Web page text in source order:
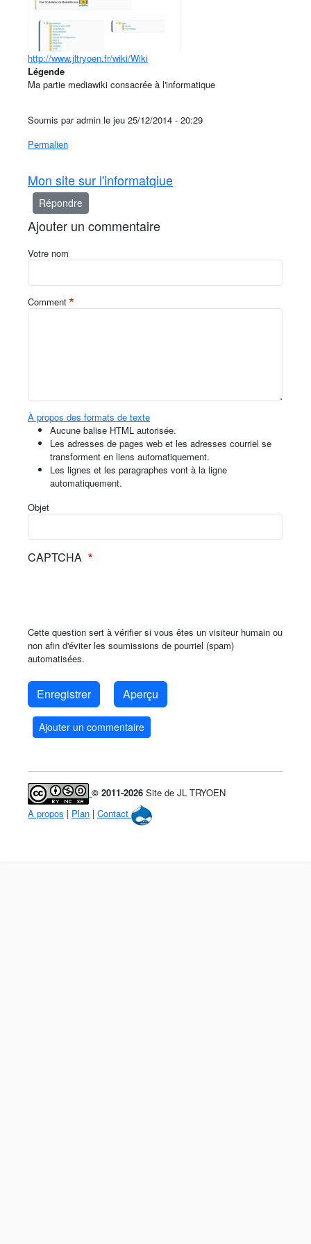
http://www.jltryoen.fr/wiki/Wiki
Légende
Ma partie mediawiki consacrée à l'informatique
Soumis paradmin le jeu 25/12/2014 - 20:29
Permalien
Mon site sur l'informatqiue
Répondre
Ajouter un commentaire
Votre nom
Comment
À propos des formats de texte
Aucune balise HTML autorisée.
Les adresses de pages web et les adresses courriel se
transforment en liens automatiquement.
Les lignes et les paragraphes vont à la ligne
automatiquement.
Objet
CAPTCHA
Cette question sert à vérifier si vous êtes un visiteur humain ou
non afin d'éviter les soumissions de pourriel (spam)
automatisées.
Ajouter un commentaire
© 2011-2026 Site de JL TRYOEN
À propos | Plan | Contact